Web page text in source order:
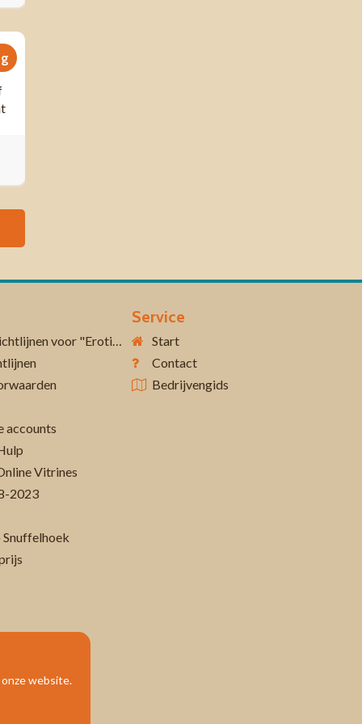
Aanvullende richtlijnen voor "Erotiek 18+"
accounts
Vitrines
2023
Service
Start
Contact
Bedrijvengids
onze website.